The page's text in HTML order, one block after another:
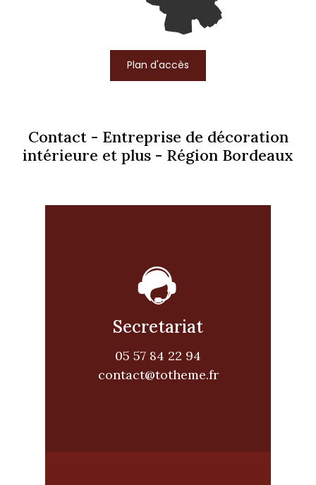
Plan d'accès
Contact - Entreprise de décoration
intérieure et plus - Région Bordeaux
Secretariat
05 57 84 22 94
contact@totheme.fr